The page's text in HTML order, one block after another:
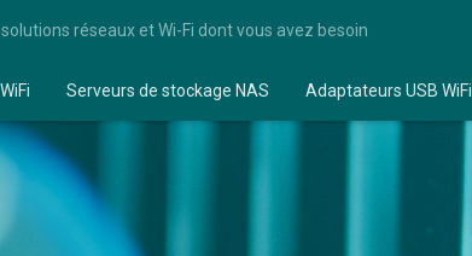
réseaux et Wi-Fi dont vous avez besoin
Serveurs de stockage NAS Adaptateurs USB WiFi